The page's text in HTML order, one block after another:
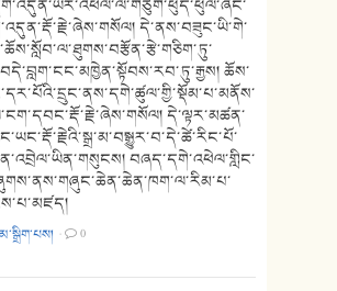
དེ་ནས་བཟུང་ཡི་གེ་
ཆོས་
དེ་ལྟར་མཚན་
བཞད་དགེ་འཕེལ་གླིང་
· 0